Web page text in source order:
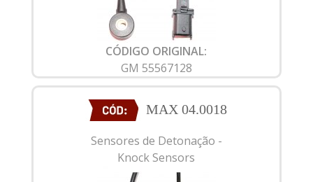
CÓDIGO ORIGINAL:
GM 55567128
MAX 04.0018
Sensores de Detonação -
Knock Sensors